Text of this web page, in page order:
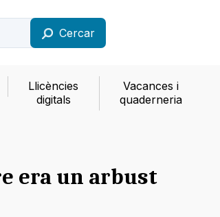
Cercar
Llicències
digitals
Vacances i
quaderneria
era un arbust